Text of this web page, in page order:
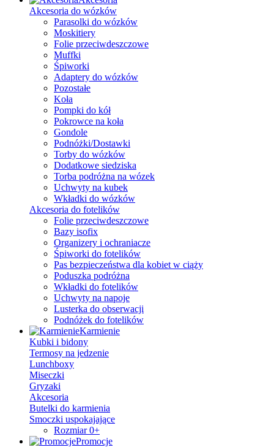
Akcesoria do wózków
Parasolki do wózków
Moskitiery
Folie przeciwdeszczowe
Muffki
Śpiworki
Adaptery do wózków
Pozostałe
Koła
Pompki do kół
Pokrowce na koła
Gondole
Podnóżki/Dostawki
Torby do wózków
Dodatkowe siedziska
Torba podróżna na wózek
Uchwyty na kubek
Wkładki do wózków
Akcesoria do fotelików
Folie przeciwdeszczowe
Bazy isofix
Organizery i ochraniacze
Śpiworki do fotelików
Pas bezpieczeństwa dla kobiet w ciąży
Poduszka podróżna
Wkładki do fotelików
Uchwyty na napoje
Lusterka do obserwacji
Podnóżek do fotelików
Karmienie
Kubki i bidony
Termosy na jedzenie
Lunchboxy
Miseczki
Gryzaki
Akcesoria
Butelki do karmienia
Smoczki uspokajające
Rozmiar 0+
Promocje